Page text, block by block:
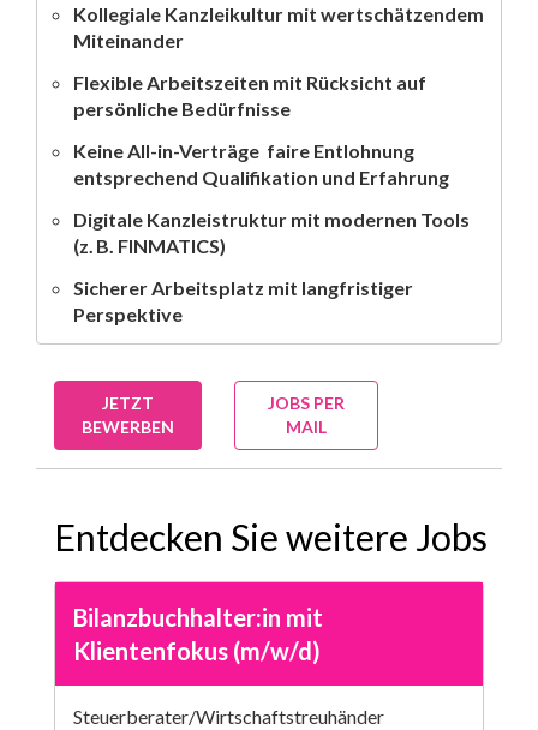
Kollegiale Kanzleikultur mit wertschätzendem
Miteinander
Flexible Arbeitszeiten mit Rücksicht auf
persönliche Bedürfnisse
Keine All-in-Verträge  faire Entlohnung
entsprechend Qualifikation und Erfahrung
Digitale Kanzleistruktur mit modernen Tools
(z. B. FINMATICS)
Sicherer Arbeitsplatz mit langfristiger
Perspektive
JETZT
BEWERBEN
JOBS PER
MAIL
Entdecken Sie weitere Jobs
Bilanzbuchhalter:in mit
Klientenfokus (m/w/d)
Steuerberater/Wirtschaftstreuhänder